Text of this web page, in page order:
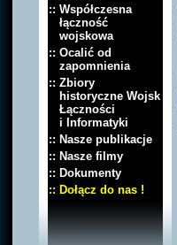
:: Współczesna
łączność
wojskowa
:: Ocalić od
zapomnienia
:: Zbiory
historyczne Wojsk
Łączności
i Informatyki
:: Nasze publikacje
:: Nasze filmy
:: Dokumenty
:: Dołącz do nas !